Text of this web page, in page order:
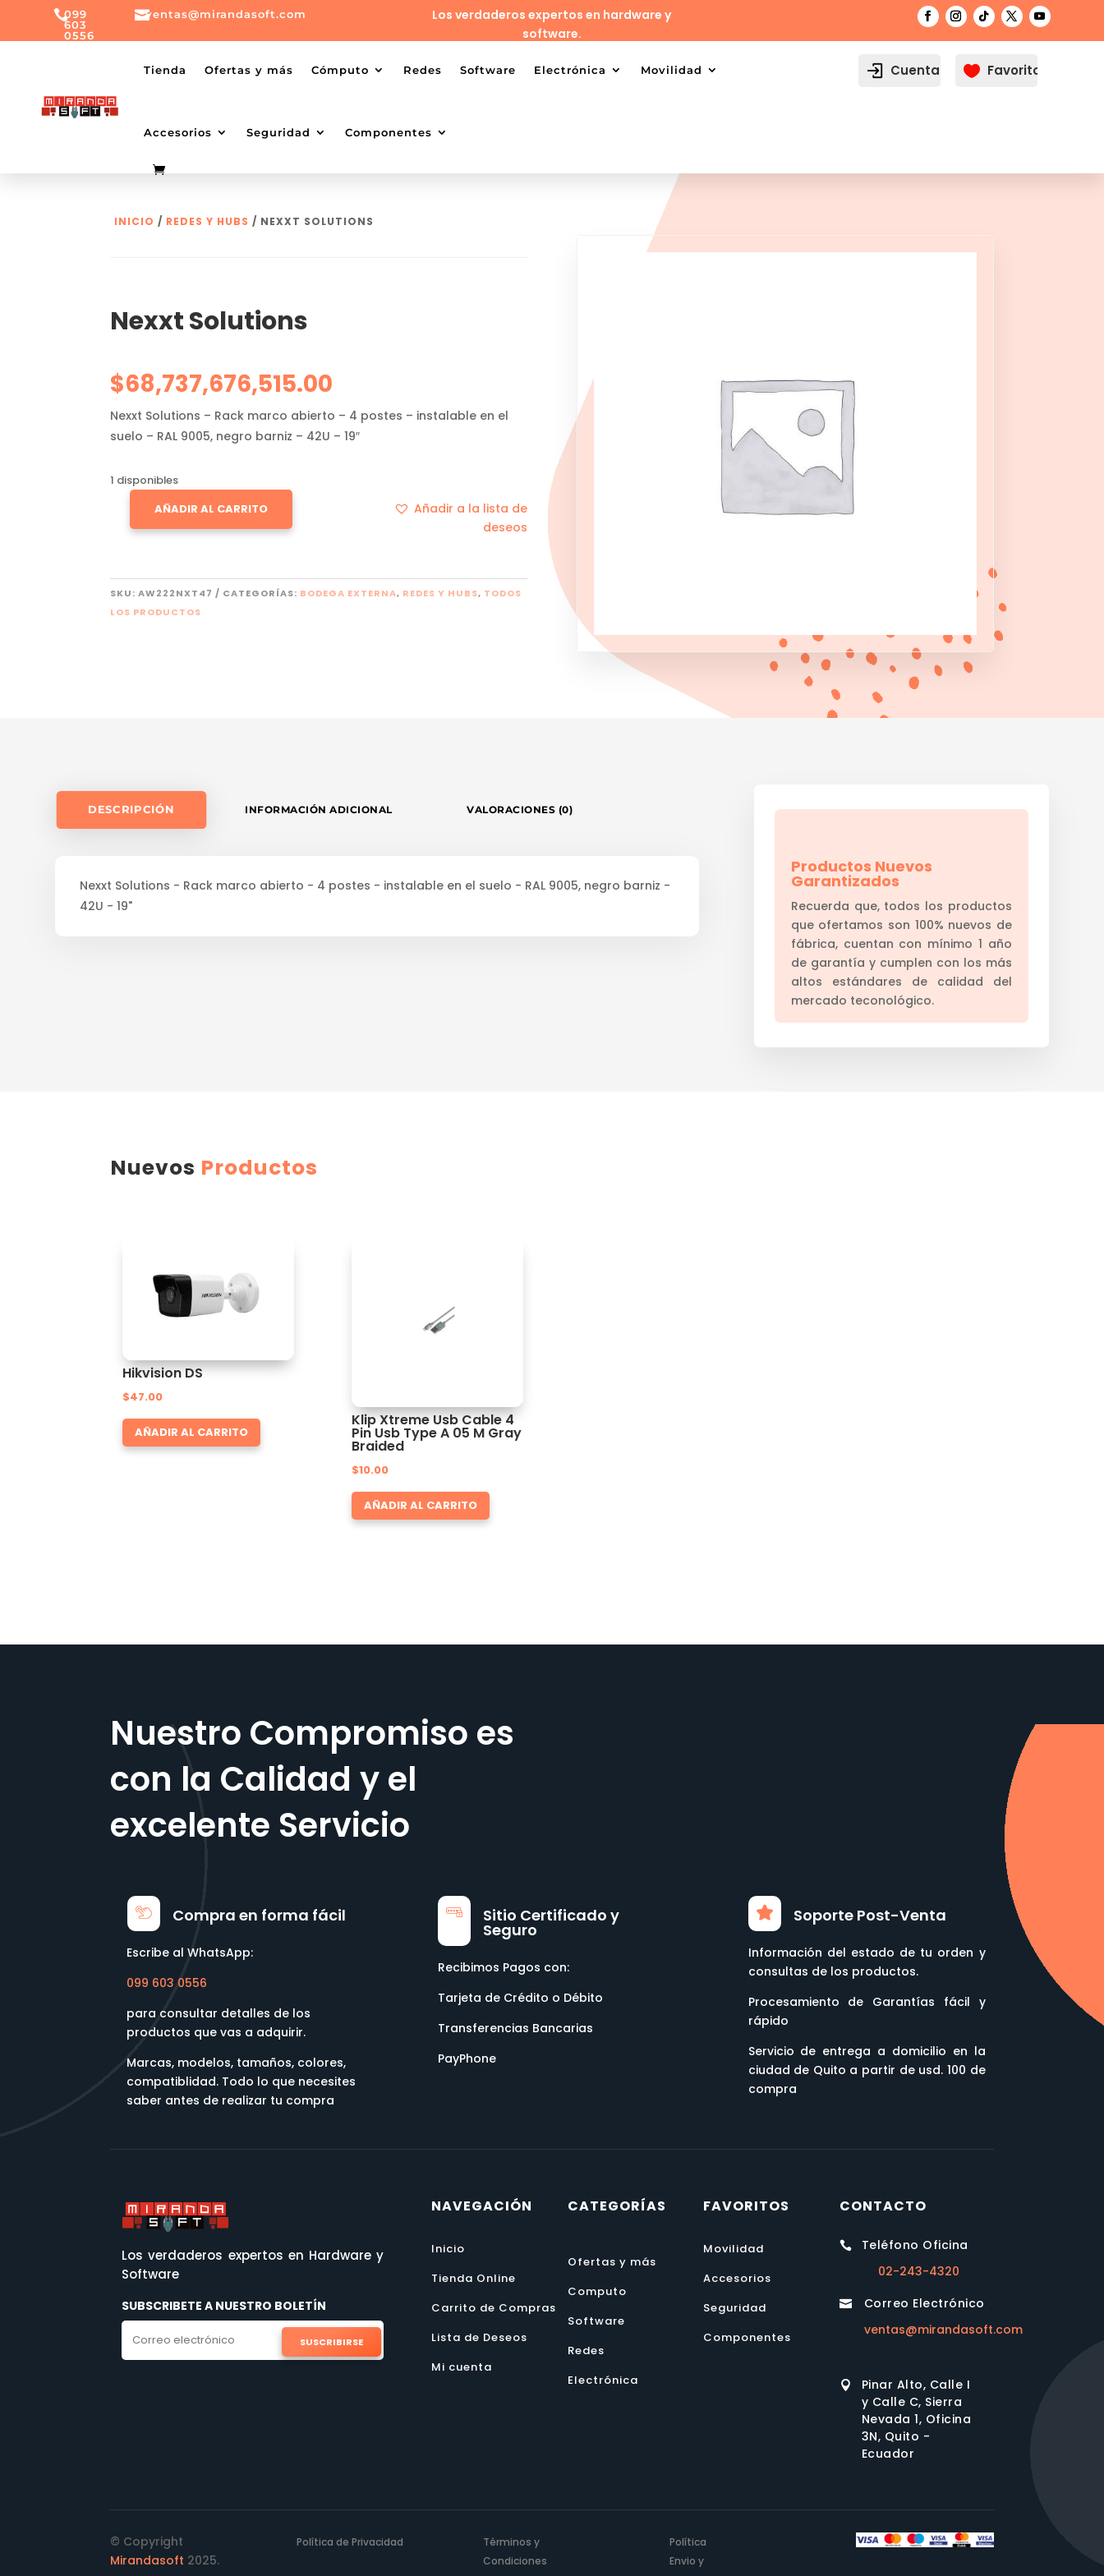
099
603
0556
0556
ventas@mirandasoft.com
mailto:ventas@mirandasoft.com
Los verdaderos expertos en hardware y
software.
Tienda Ofertas y más Cómputo Redes Software Electrónica Movilidad
Accesorios Seguridad Componentes
Cuenta  Favoritos
INICIO / REDES Y HUBS / NEXXT SOLUTIONS
Nexxt Solutions
$68,737,676,515.00
Nexxt Solutions – Rack marco abierto – 4 postes – instalable en el
suelo – RAL 9005, negro barniz – 42U – 19″
1 disponibles
SOLUTIONS
AÑADIR AL CARRITO
Añadir a la lista de
deseos
SKU:AW222NXT47 CATEGORÍAS: BODEGA EXTERNA, REDES Y HUBS, TODOS
LOS PRODUCTOS
DESCRIPCIÓN INFORMACIÓN ADICIONAL VALORACIONES (0)
Nexxt Solutions - Rack marco abierto - 4 postes - instalable en el suelo - RAL 9005, negro barniz -
42U - 19"
Productos Nuevos
Garantizados
Recuerda que, todos los productos
que ofertamos son 100% nuevos de
fábrica, cuentan con mínimo 1 año
de garantía y cumplen con los más
altos estándares de calidad del
mercado teconológico.
Nuevos Productos
Hikvision DS
$47.00
AÑADIR AL CARRITO
Klip Xtreme Usb Cable 4
Pin Usb Type A 05 M Gray
Braided
$10.00
AÑADIR AL CARRITO
Nuestro Compromiso es
con la Calidad y el
excelente Servicio
Compra en forma fácil
Escribe al WhatsApp:
099 603 0556
para consultar detalles de los
productos que vas a adquirir.
Marcas, modelos, tamaños, colores,
compatiblidad. Todo lo que necesites
saber antes de realizar tu compra
Sitio Certificado y
Seguro
Recibimos Pagos con:
Tarjeta de Crédito o Débito
Transferencias Bancarias
PayPhone
Soporte Post-Venta
Información del estado de tu orden y
consultas de los productos.
Procesamiento de Garantías fácil y
rápido
Servicio de entrega a domicilio en la
ciudad de Quito a partir de usd. 100 de
compra
Los verdaderos expertos en Hardware y
Software
SUBSCRIBETE A NUESTRO BOLETÍN
SUSCRIBIRSE
NAVEGACIÓN
Inicio
Tienda Online
Carrito de Compras
Lista de Deseos
Mi cuenta
CATEGORÍAS
Ofertas y más
Computo
Software
Redes
Electrónica
FAVORITOS
Movilidad
Accesorios
Seguridad
Componentes
CONTACTO

Teléfono Oficina
02-243-4320

Correo Electrónico
ventas@mirandasoft.com

Pinar Alto, Calle I
y Calle C, Sierra
Nevada 1, Oficina
3N, Quito -
Ecuador
© Copyright
Mirandasoft 2025.
Política de Privacidad
Términos y
Condiciones
Política
Envio y